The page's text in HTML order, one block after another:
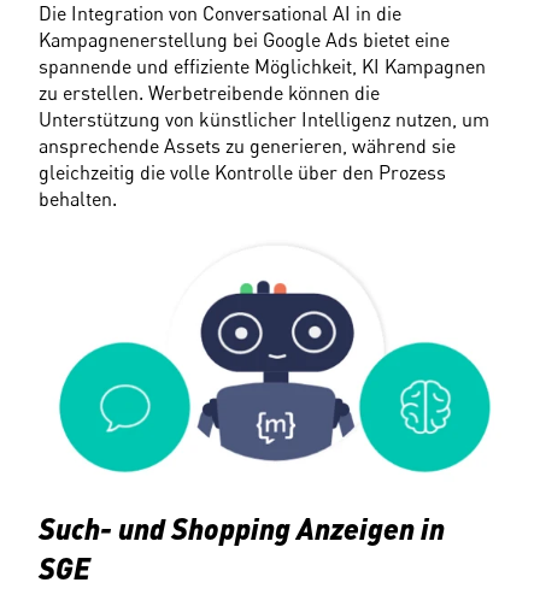
Die Integration von Conversational AI in die
Kampagnenerstellung bei Google Ads bietet eine
spannende und effiziente Möglichkeit, KI Kampagnen
zu erstellen. Werbetreibende können die
Unterstützung von künstlicher Intelligenz nutzen, um
ansprechende Assets zu generieren, während sie
gleichzeitig die volle Kontrolle über den Prozess
behalten.
Such- und Shopping Anzeigen in
SGE